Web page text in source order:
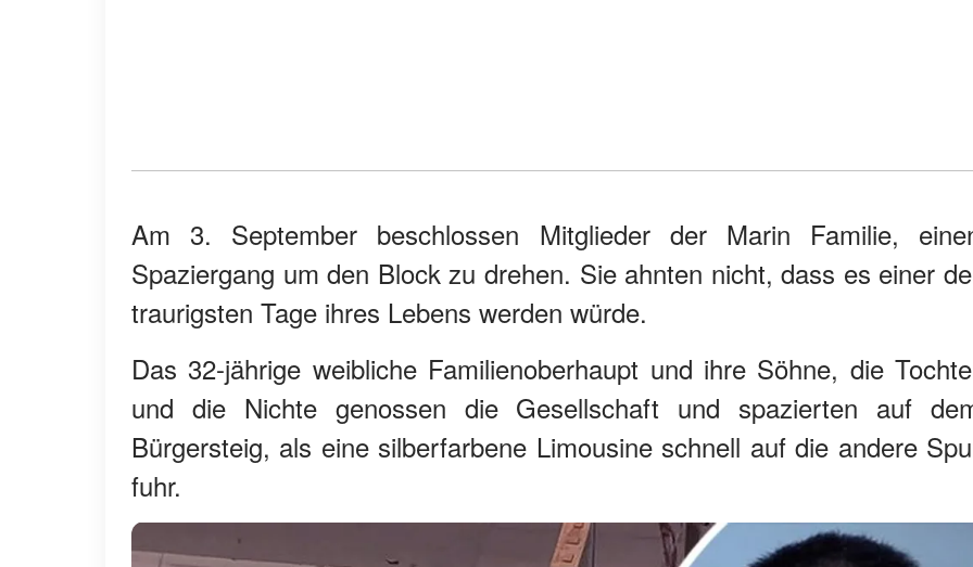
Am 3. September beschlossen Mitglieder der Marin Familie,
Spaziergang um den Block zu drehen. Sie ahnten nicht, dass es einer
traurigsten Tage ihres Lebens werden würde.
Das 32-jährige weibliche Familienoberhaupt und ihre Söhne, die
und die Nichte genossen die Gesellschaft und spazierten auf
Bürgersteig, als eine silberfarbene Limousine schnell auf die andere
fuhr.